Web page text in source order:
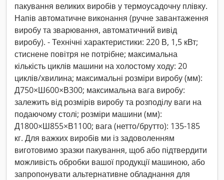
пакування великих виробів у термоусадочну плівку.
Напів автоматичне виконання (ручне завантаження
виробу та зварювання, автоматичний вивід
виробу). - Технічні характеристики: 220 В, 1,5 кВт;
стиснене повітря не потрібне; максимальна
кількість циклів машини на холостому ходу: 20
циклів/хвилина; максимальні розміри виробу (мм):
Д750×Ш600×В300; максимальна вага виробу:
залежить від розмірів виробу та розподілу ваги на
подаючому столі; розміри машини (мм):
Д1800×Ш855×В1100; вага (нетто/брутто): 135-185
кг. Для важких виробів ми із задоволенням
виготовимо зразки пакування, щоб або підтвердити
можливість обробки вашої продукції машиною, або
запропонувати альтернативне обладнання для